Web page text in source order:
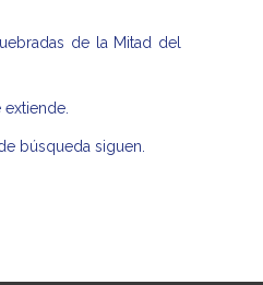
de la Mitad del
extiende.
búsqueda siguen.